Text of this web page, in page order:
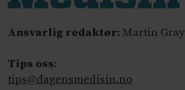
Ansvarlig redaktør: Martin Gray
Tips oss:
tips@dagensmedisin.no